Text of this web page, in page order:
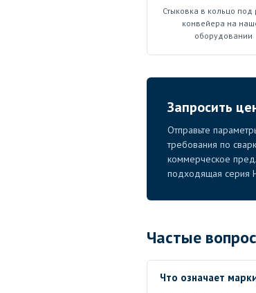
Стыковка в кольцо под
конвейера на
оборудовании
Запросить
Отправьте
требования по
коммерческое
подходящая серия
Частые
Что означает